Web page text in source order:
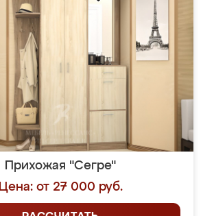
Прихожая "Сегре"
Цена: от 27 000 руб.